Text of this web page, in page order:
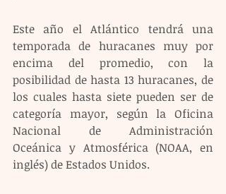
Este año el Atlántico tendrá una
temporada de huracanes muy por
encima del promedio, con la
posibilidad de hasta 13 huracanes, de
los cuales hasta siete pueden ser de
categoría mayor, según la Oficina
Nacional de Administración
Oceánica y Atmosférica (NOAA, en
inglés) de Estados Unidos.